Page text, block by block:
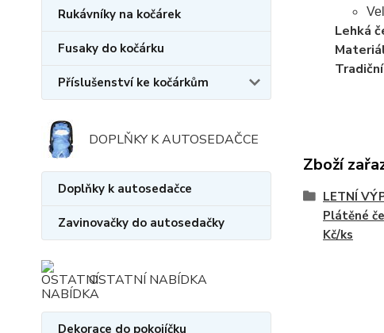
Rukávníky na kočárek
Fusaky do kočárku
Příslušenství ke kočárkům
DOPLŇKY K AUTOSEDAČCE
Doplňky k autosedačce
Zavinovačky do autosedačky
OSTATNÍ NABÍDKA
Dekorace do pokojíčku
Lehká
Zboží
LETNÍ
Plátěné
Kč/ks